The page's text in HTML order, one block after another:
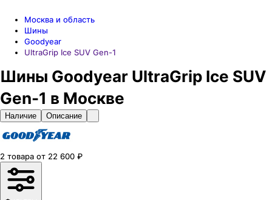
Москва и область
Шины
Goodyear
UltraGrip Ice SUV Gen-1
Шины Goodyear UltraGrip Ice SUV
Gen-1 в Москве
Наличие Описание
2 товара от 22 600 ₽